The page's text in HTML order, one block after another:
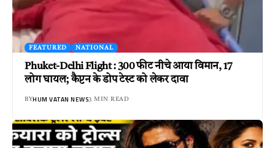
FEATURED NATIONAL
Phuket-Delhi Flight : 300 फीट नीचे आया विमान, 17
लोग घायल; कैप्टन के डोप टेस्ट को लेकर दावा
BYHUM VATAN NEWS3 MIN READ